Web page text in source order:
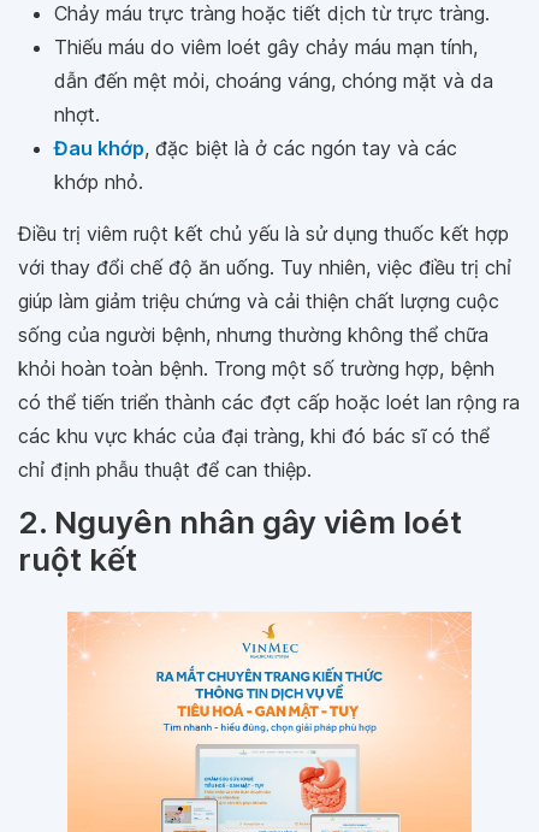
Chảy máu trực tràng hoặc tiết dịch từ trực tràng.
Thiếu máu do viêm loét gây chảy máu mạn tính,
dẫn đến mệt mỏi, choáng váng, chóng mặt và da
nhợt.
Đau khớp, đặc biệt là ở các ngón tay và các
khớp nhỏ.
Điều trị viêm ruột kết chủ yếu là sử dụng thuốc kết hợp
với thay đổi chế độ ăn uống. Tuy nhiên, việc điều trị chỉ
giúp làm giảm triệu chứng và cải thiện chất lượng cuộc
sống của người bệnh, nhưng thường không thể chữa
khỏi hoàn toàn bệnh. Trong một số trường hợp, bệnh
có thể tiến triển thành các đợt cấp hoặc loét lan rộng ra
các khu vực khác của đại tràng, khi đó bác sĩ có thể
chỉ định phẫu thuật để can thiệp.
2. Nguyên nhân gây viêm loét
ruột kết